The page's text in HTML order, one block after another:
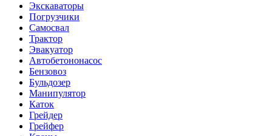
Экскаваторы
Погрузчики
Самосвал
Трактор
Эвакуатор
Автобетононасос
Бензовоз
Бульдозер
Манипулятор
Каток
Грейдер
Грейфер